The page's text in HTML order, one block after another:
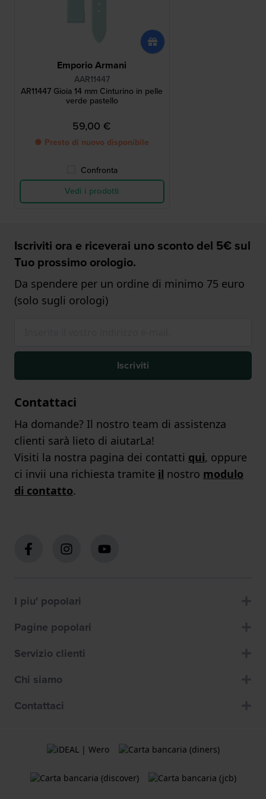
Emporio Armani
AAR11447
AR11447 Gioia 14 mm Cinturino in pelle
verde pastello
59,00 €
● Presto di nuovo disponibile
Confronta
Vedi i prodotti
Iscriviti ora e riceverai uno sconto del 5€ sul
Tuo prossimo orologio.
Da spendere per un ordine di minimo 75 euro
(solo sugli orologi)
Iscriviti
Contattaci
Ha domande? Il nostro team di assistenza
clienti sarà lieto di aiutarLa!
Visiti la nostra pagina dei contatti qui, oppure
ci invii una richiesta tramite il nostro modulo
di contatto.
I piu' popolari
Pagine popolari
Servizio clienti
Chi siamo
Contattaci